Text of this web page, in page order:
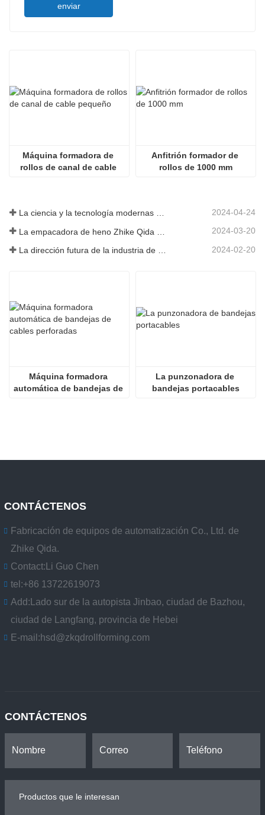
enviar
Máquina formadora de
rollos de canal de cable
Anfitrión formador de
rollos de 1000 mm
La ciencia y la tecnología modernas de China inyectan nueva vitalidad a la agricultura tradicional 2024-04-24
2024-03-20
2024-02-20
Máquina formadora
automática de bandejas de
La punzonadora de
bandejas portacables
CONTÁCTENOS
Fabricación de equipos de automatización Co., Ltd. de
Zhike Qida.
Contact: Li Guo Chen
tel:+86 13722619073
Add: Lado sur de la autopista Jinbao, ciudad de Bazhou,
ciudad de Langfang, provincia de Hebei
E-mail: hsd@zkqdrollforming.com
CONTÁCTENOS